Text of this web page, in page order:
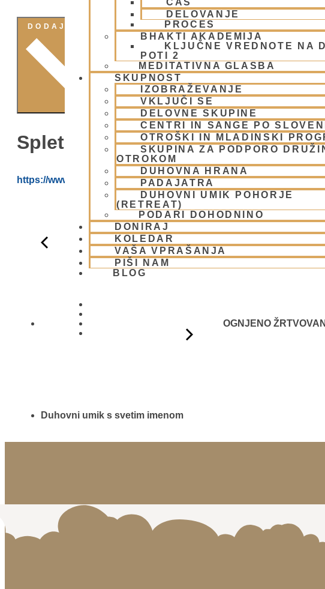
DELOVANJE
PROCES
BHAKTI AKADEMIJA
KLJUČNE VREDNOTE NA
POTI 2
MEDITATIVNA GLASBA
SKUPNOST
IZOBRAŽEVANJE
VKLJUČI SE
DELOVNE SKUPINE
CENTRI IN SANGE PO
OTROŠKI IN MLADINSKI
SKUPINA ZA PODPORO
OTROKOM
DUHOVNA HRANA
PADAJATRA
DUHOVNI UMIK POHORJE
(RETREAT)
PODARI DOHODNINO
DONIRAJ
KOLEDAR
VAŠA VPRAŠANJA
PIŠI NAM
BLOG
Spletna Stran:
https://www.youtube.com/
OGNJENO
Duhovni umik s svetim imenom